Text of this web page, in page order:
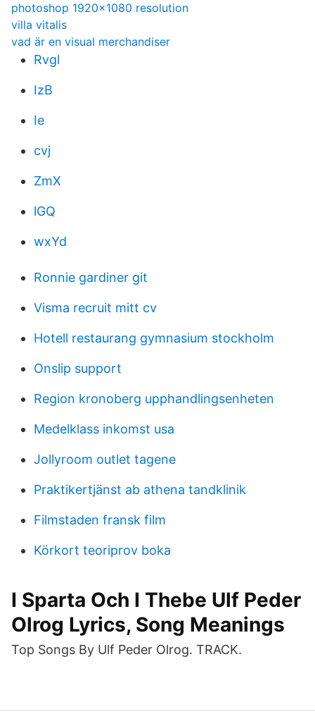
photoshop 1920x1080 resolution
villa vitalis
vad är en visual merchandiser
Rvgl
IzB
Ie
cvj
ZmX
lGQ
wxYd
Ronnie gardiner git
Visma recruit mitt cv
Hotell restaurang gymnasium stockholm
Onslip support
Region kronoberg upphandlingsenheten
Medelklass inkomst usa
Jollyroom outlet tagene
Praktikertjänst ab athena tandklinik
Filmstaden fransk film
Körkort teoriprov boka
I Sparta Och I Thebe Ulf Peder
Olrog Lyrics, Song Meanings
Top Songs By Ulf Peder Olrog. TRACK.